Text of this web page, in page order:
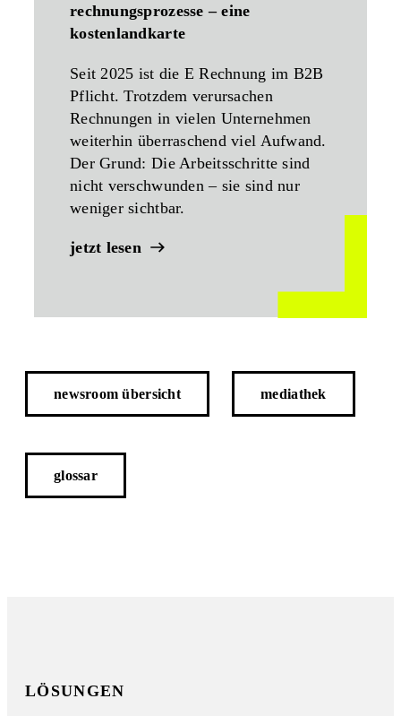
rechnungsprozesse – eine
kostenlandkarte
Seit 2025 ist die E Rechnung im B2B
Pflicht. Trotzdem verursachen
Rechnungen in vielen Unternehmen
weiterhin überraschend viel Aufwand.
Der Grund: Die Arbeitsschritte sind
nicht verschwunden – sie sind nur
weniger sichtbar.
jetzt lesen
newsroom übersicht mediathek
glossar
LÖSUNGEN